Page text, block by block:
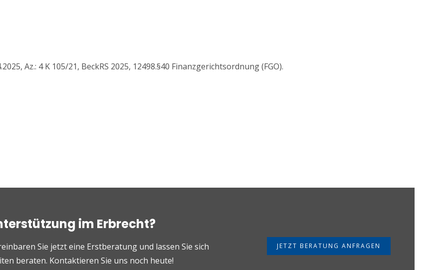
Az.: 4 K 105/21, BeckRS 2025, 12498.§40 Finanzgerichtsordnung (FGO).
im Erbrecht?
Sie jetzt eine Erstberatung und lassen Sie sich
beraten. Kontaktieren Sie uns noch heute!
JETZT BERATUNG ANFRAGEN